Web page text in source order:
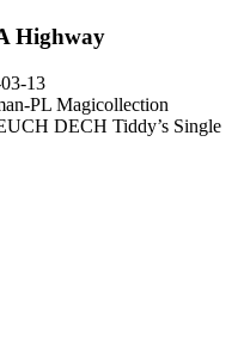
Highway
13
PL Magicollection
DECH Tiddy’s Single